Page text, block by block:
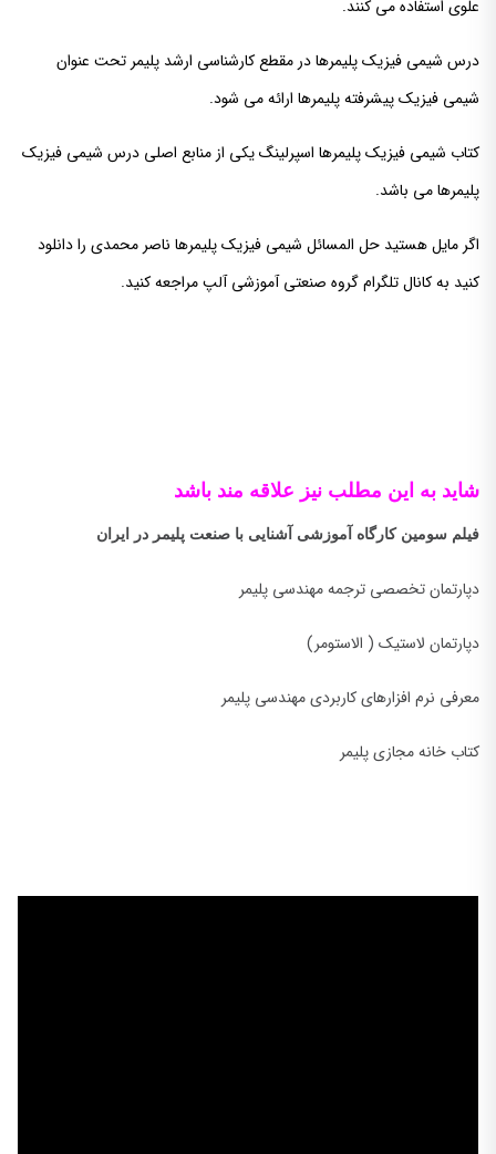
علوی استفاده می کنند.
درس شیمی فیزیک پلیمرها در مقطع کارشناسی ارشد پلیمر تحت عنوان
شیمی فیزیک پیشرفته پلیمرها ارائه می شود.
کتاب شیمی فیزیک پلیمرها اسپرلینگ یکی از منابع اصلی درس شیمی فیزیک
پلیمرها می باشد.
اگر مایل هستید حل المسائل شیمی فیزیک پلیمرها ناصر محمدی را دانلود
کنید به کانال تلگرام گروه صنعتی آموزشی آلپ مراجعه کنید.
شاید به این مطلب نیز علاقه مند باشد
فیلم سومین کارگاه آموزشی آشنایی با صنعت پلیمر در ایران
دپارتمان تخصصی ترجمه مهندسی پلیمر
دپارتمان لاستیک ( الاستومر)
معرفی نرم افزارهای کاربردی مهندسی پلیمر
کتاب خانه مجازی پلیمر